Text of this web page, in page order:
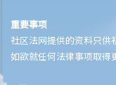
4. 我怀疑妻子红杏出墙，
5. 我是一名女性，与男
会较少吗？
6. 我快将要结婚了。我
重要事项
社区法网提供的资料只供
如欲就任何法律事项取得